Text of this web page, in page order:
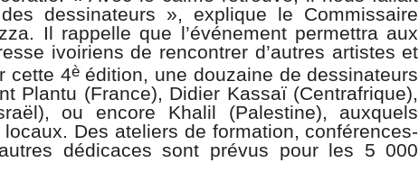
dessinateurs », explique le Commissaire
Il rappelle que l’événement permettra aux
ivoiriens de rencontrer d’autres artistes et
cette 4èédition, une douzaine de dessinateurs
Plantu (France), Didier Kassaï (Centrafrique),
ou encore Khalil (Palestine), auxquels
locaux. Des ateliers de formation, conférences-
dédicaces sont prévus pour les 5 000